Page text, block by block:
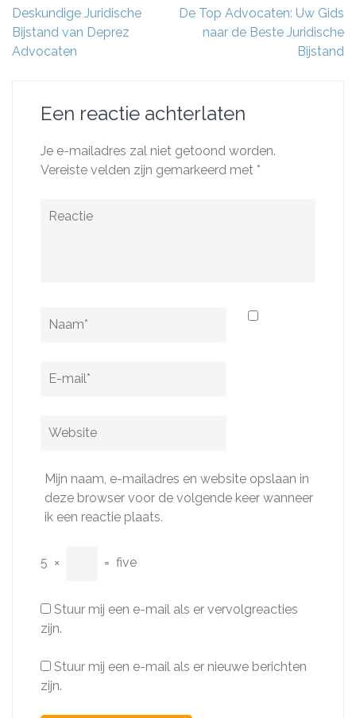
Berichtnavigatie
Deskundige Juridische
Bijstand van Deprez
Advocaten
De Top Advocaten: Uw Gids
naar de Beste Juridische
Bijstand
Een reactie achterlaten
Je e-mailadres zal niet getoond worden.
Vereiste velden zijn gemarkeerd met *
Reactie
Naam
E-
Website
Mijn naam, e-mailadres en website opslaan in
deze browser voor de volgende keer wanneer
ik een reactie plaats.
5 × = five
Stuur mij een e-mail als er vervolgreacties
zijn.
Stuur mij een e-mail als er nieuwe berichten
zijn.